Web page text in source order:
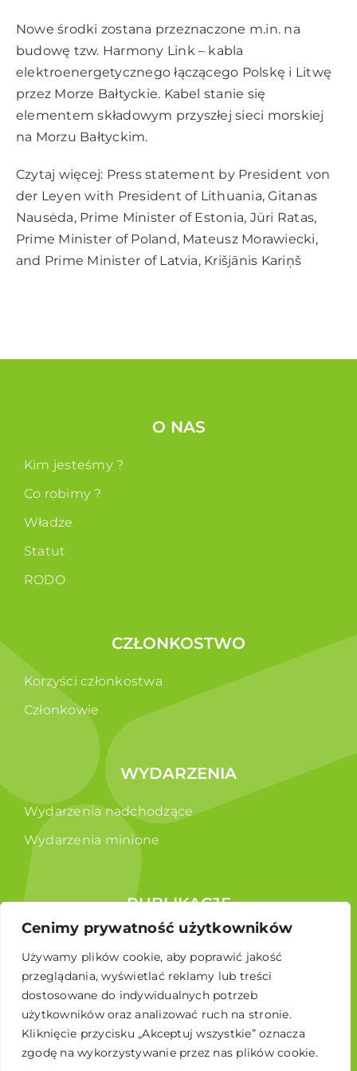
Cenimy prywatność użytkowników
Używamy plików cookie, aby poprawić jakość
przeglądania, wyświetlać reklamy lub treści
dostosowane do indywidualnych potrzeb
użytkowników oraz analizować ruch na stronie.
Kliknięcie przycisku „Akceptuj wszystkie” oznacza
zgodę na wykorzystywanie przez nas plików cookie.
Nowe środki zostana przeznaczone m.in. na
budowę tzw. Harmony Link – kabla
elektroenergetycznego łączącego Polskę i Litwę
przez Morze Bałtyckie. Kabel stanie się
elementem składowym przyszłej sieci morskiej
na Morzu Bałtyckim.
Czytaj więcej: Press statement by President von
der Leyen with President of Lithuania, Gitanas
Nausėda, Prime Minister of Estonia, Jüri Ratas,
Prime Minister of Poland, Mateusz Morawiecki,
and Prime Minister of Latvia, Krišjānis Kariņš
O NAS
Kim jesteśmy ?
Co robimy ?
Władze
Statut
RODO
CZŁONKOSTWO
Korzyści członkostwa
Członkowie
WYDARZENIA
Wydarzenia nadchodzące
Wydarzenia minione
PUBLIKACJE
Raporty
Broszura edukacyjna